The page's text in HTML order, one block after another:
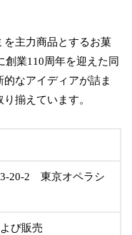
を主力商品とするお菓
業110周年を迎えた同
なアイディアが詰ま
揃えています。
20-2 東京オペラシ
び販売